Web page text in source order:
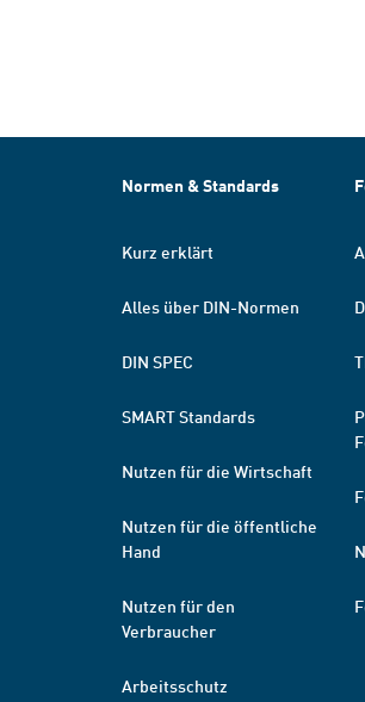
Normen & Standards
Kurz erklärt
Alles über DIN-Normen
DIN SPEC
SMART Standards
Nutzen für die Wirtschaft
Nutzen für die öffentliche
Hand
Nutzen für den
Verbraucher
Arbeitsschutz